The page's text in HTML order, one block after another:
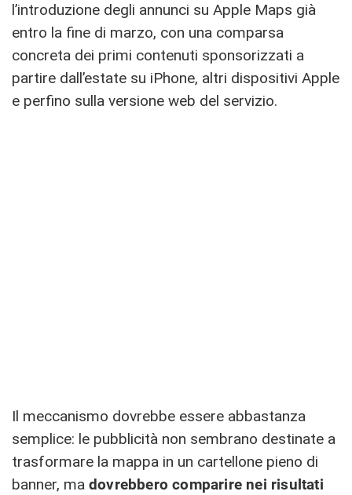
l’introduzione degli annunci su Apple Maps già
entro la fine di marzo, con una comparsa
concreta dei primi contenuti sponsorizzati a
partire dall’estate su iPhone, altri dispositivi Apple
e perfino sulla versione web del servizio.
Il meccanismo dovrebbe essere abbastanza
semplice: le pubblicità non sembrano destinate a
trasformare la mappa in un cartellone pieno di
banner, ma dovrebbero comparire nei risultati